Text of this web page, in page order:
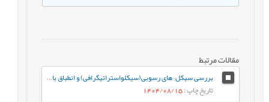
مقالات مرتبط
بررسی سیکل¬های رسوبی(سیکلواستراتیگرافی) و انطباق با مرزهای زیستی – زمانی ائوسن بالایی – الیگوسن در سازندهای پابده (بخش بالایی سازند پابده) و آسماری در میدان نفتی مارون
تاریخ چاپ: 1404/08/15